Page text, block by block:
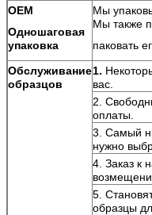
OEM
Одношаговая
упаковка
Мы
Мы также
паковать
Обслуживание
образцов
1.
вас.
2.
оплаты.
3. Самый
нужно
4. Заказ к
5.
образцы